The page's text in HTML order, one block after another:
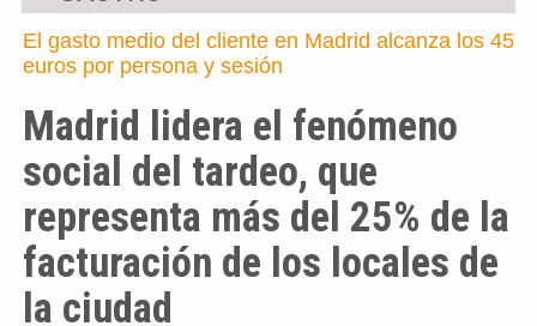
El gasto medio del cliente en Madrid alcanza los 45
euros por persona y sesión
Madrid lidera el fenómeno
social del tardeo, que
representa más del 25% de la
facturación de los locales de
la ciudad